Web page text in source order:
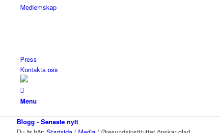
Medlemskap
Press
Kontakta oss
Menu
Blogg - Senaste nytt